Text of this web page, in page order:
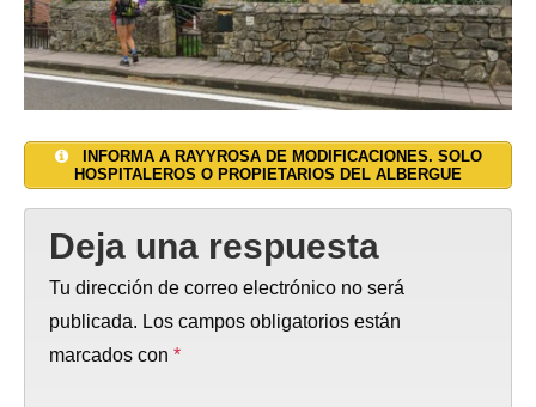
INFORMA A RAYYROSA DE MODIFICACIONES. SOLO
HOSPITALEROS O PROPIETARIOS DEL ALBERGUE
Deja una respuesta
Tu dirección de correo electrónico no será
publicada. Los campos obligatorios están
marcados con *